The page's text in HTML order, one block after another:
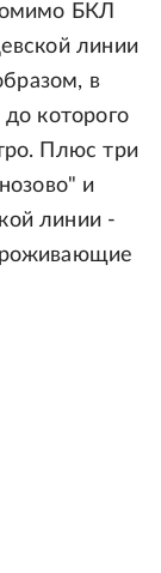
БКЛ
линии
в
которого
Плюс три
и
линии -